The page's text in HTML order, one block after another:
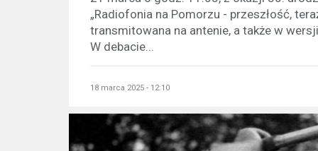
„Radiofonia na Pomorzu - przeszłość,
transmitowana na antenie, a także w
W debacie...
18 marca 2025 - 12:10